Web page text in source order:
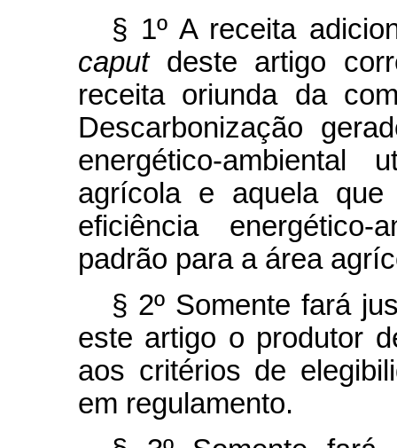
§ 1º A receita
caputdeste artigo
receita oriunda da
Descarbonização
energético-ambiental
agrícola e aquela
eficiência
padrão para a área
§ 2º Somente fará
este artigo o produtor
aos critérios de
em regulamento.